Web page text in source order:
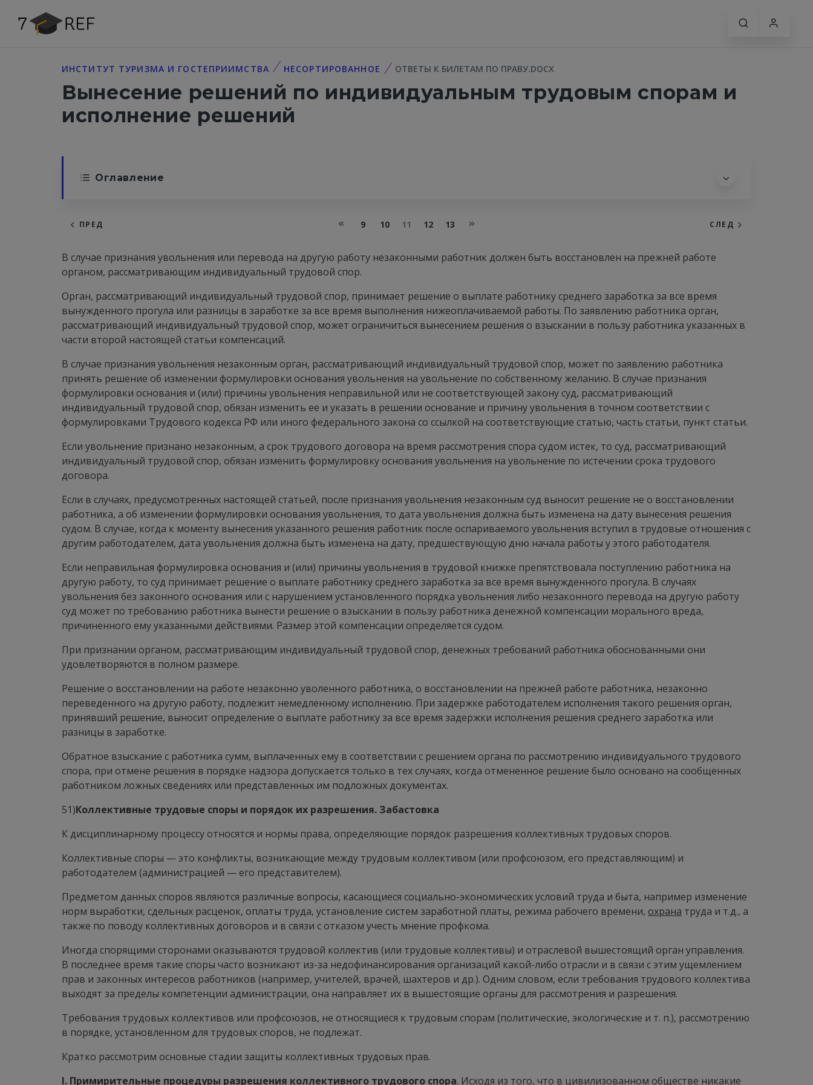
ИНСТИТУТ ТУРИЗМА И ГОСТЕПРИИМСТВА НЕСОРТИРОВАННОЕ ОТВЕТЫ К БИЛЕТАМ ПО ПРАВУ.DOCX
Вынесение решений по индивидуальным трудовым спорам и
исполнение решений
Оглавление
ПРЕД 9 10 11 12 13 СЛЕД
В случае признания увольнения или перевода на другую работу незаконными работник должен быть восстановлен на прежней работе
органом, рассматривающим индивидуальный трудовой спор.
Орган, рассматривающий индивидуальный трудовой спор, принимает решение о выплате работнику среднего заработка за все время
вынужденного прогула или разницы в заработке за все время выполнения нижеоплачиваемой работы. По заявлению работника орган,
рассматривающий индивидуальный трудовой спор, может ограничиться вынесением решения о взыскании в пользу работника указанных в
части второй настоящей статьи компенсаций.
В случае признания увольнения незаконным орган, рассматривающий индивидуальный трудовой спор, может по заявлению работника
принять решение об изменении формулировки основания увольнения на увольнение по собственному желанию. В случае признания
формулировки основания и (или) причины увольнения неправильной или не соответствующей закону суд, рассматривающий
индивидуальный трудовой спор, обязан изменить ее и указать в решении основание и причину увольнения в точном соответствии с
формулировками Трудового кодекса РФ или иного федерального закона со ссылкой на соответствующие статью, часть статьи, пункт статьи.
Если увольнение признано незаконным, а срок трудового договора на время рассмотрения спора судом истек, то суд, рассматривающий
индивидуальный трудовой спор, обязан изменить формулировку основания увольнения на увольнение по истечении срока трудового
договора.
Если в случаях, предусмотренных настоящей статьей, после признания увольнения незаконным суд выносит решение не о восстановлении
работника, а об изменении формулировки основания увольнения, то дата увольнения должна быть изменена на дату вынесения решения
судом. В случае, когда к моменту вынесения указанного решения работник после оспариваемого увольнения вступил в трудовые отношения с
другим работодателем, дата увольнения должна быть изменена на дату, предшествующую дню начала работы у этого работодателя.
Если неправильная формулировка основания и (или) причины увольнения в трудовой книжке препятствовала поступлению работника на
другую работу, то суд принимает решение о выплате работнику среднего заработка за все время вынужденного прогула. В случаях
увольнения без законного основания или с нарушением установленного порядка увольнения либо незаконного перевода на другую работу
суд может по требованию работника вынести решение о взыскании в пользу работника денежной компенсации морального вреда,
причиненного ему указанными действиями. Размер этой компенсации определяется судом.
При признании органом, рассматривающим индивидуальный трудовой спор, денежных требований работника обоснованными они
удовлетворяются в полном размере.
Решение о восстановлении на работе незаконно уволенного работника, о восстановлении на прежней работе работника, незаконно
переведенного на другую работу, подлежит немедленному исполнению. При задержке работодателем исполнения такого решения орган,
принявший решение, выносит определение о выплате работнику за все время задержки исполнения решения среднего заработка или
разницы в заработке.
Обратное взыскание с работника сумм, выплаченных ему в соответствии с решением органа по рассмотрению индивидуального трудового
спора, при отмене решения в порядке надзора допускается только в тех случаях, когда отмененное решение было основано на сообщенных
работником ложных сведениях или представленных им подложных документах.
51)Коллективные трудовые споры и порядок их разрешения. Забастовка
К дисциплинарному процессу относятся и нормы права, определяющие порядок разрешения коллективных трудовых споров.
Коллективные споры — это конфликты, возникающие между трудовым коллективом (или профсоюзом, его представляющим) и
работодателем (администрацией — его представителем).
Предметом данных споров являются различные вопросы, касающиеся социально-экономических условий труда и быта, например изменение
норм выработки, сдельных расценок, оплаты труда, установление систем заработной платы, режима рабочего времени, охрана труда и т.д., а
также по поводу коллективных договоров и в связи с отказом учесть мнение профкома.
Иногда спорящими сторонами оказываются трудовой коллектив (или трудовые коллективы) и отраслевой вышестоящий орган управления.
В последнее время такие споры часто возникают из-за недофинансирования организаций какой-либо отрасли и в связи с этим ущемлением
прав и законных интересов работников (например, учителей, врачей, шахтеров и др.). Одним словом, если требования трудового коллектива
выходят за пределы компетенции администрации, она направляет их в вышестоящие органы для рассмотрения и разрешения.
Требования трудовых коллективов или профсоюзов, не относящиеся к трудовым спорам (политические, экологические и т. п.), рассмотрению
в порядке, установленном для трудовых споров, не подлежат.
Кратко рассмотрим основные стадии защиты коллективных трудовых прав.
I. Примирительные процедуры разрешения коллективного трудового спора. Исходя из того, что в цивилизованном обществе никакие